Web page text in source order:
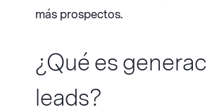
más prospectos.
¿Qué es
leads?